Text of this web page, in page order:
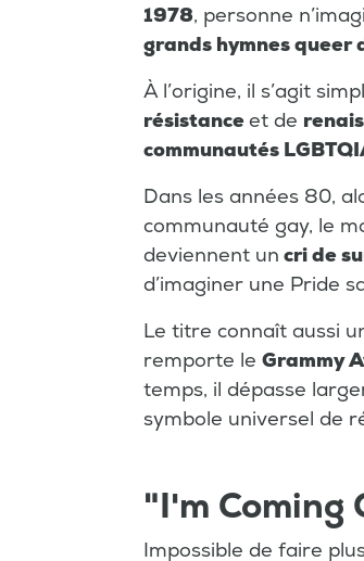
1978, personne
grands hymnes queer
À l’origine, il s’agit
résistanceet de
communautés
Dans les années 80,
communauté gay, le
deviennent un cri de
d’imaginer une Pride
Le titre connaît aussi
remporte le Grammy
temps, il dépasse
symbole universel de
"I'm Coming
Impossible de faire